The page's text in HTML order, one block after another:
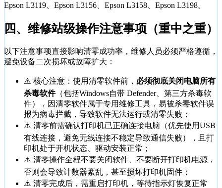
Epson L3119、Epson L3156、Epson L3158、Epson L3198。
四、维修站级操作注意事项（重中之重）
以下注意事项直接影响清零成功率，维修人员必须严格遵循，
避免设备二次损坏或故障扩大：
⚠️ 核心注意：使用清零软件前， 必须彻底关闭电脑所有
杀毒软件（包括Windows自带 Defender、第三方杀毒软
件），因清零软件属于专用维修工具，易被杀毒软件误
报为病毒拦截，导致软件无法运行或清零失败；
⚠️ 清零前需确认打印机已正确连接电脑（优先使用USB
有线连接，避免无线连接不稳定导致通信失败），且打
印机处于开机状态、驱动安装正常；
⚠️ 清零操作全程不要关闭软件、不要断开打印机电源，
否则会导致计数器紊乱，甚至损坏打印机固件；
⚠️ 清零完成后，需重启打印机，等待指示灯恢复正常